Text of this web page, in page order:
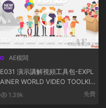
AE模闆
E031 演示講解視頻工具包-EXPL
AINER WORLD VIDEO TOOLKIT
LIBRARY
1.39k 免費